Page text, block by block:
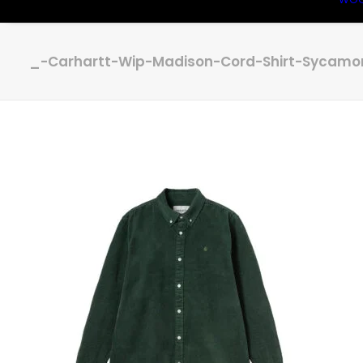
_-Carhartt-Wip-Madison-Cord-Shirt-